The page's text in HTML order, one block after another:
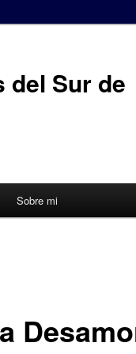
del Sur de
Sobre mi